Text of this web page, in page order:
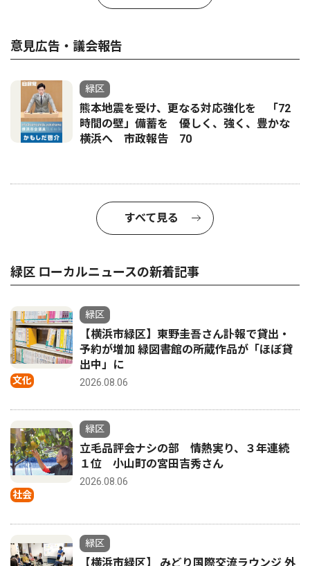
意見広告・議会報告
緑区
熊本地震を受け、更なる対応強化を 「72
時間の壁」備蓄を 優しく、強く、豊かな
横浜へ 市政報告 70
すべて見る
緑区 ローカルニュースの新着記事
文化
緑区
【横浜市緑区】東野圭吾さん訃報で貸出・
予約が増加 緑図書館の所蔵作品が「ほぼ貸
出中」に
2026.08.06
社会
緑区
立毛品評会ナシの部 情熱実り、３年連続
１位 小山町の宮田吉秀さん
2026.08.06
緑区
【横浜市緑区】 みどり国際交流ラウンジ 外